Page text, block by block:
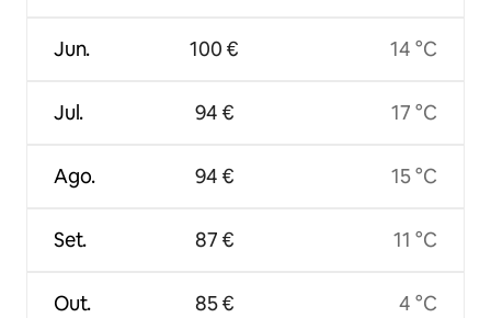
Jun.
Jul.
Ago.
Set.
Out.
100 €
94 €
94 €
87 €
85 €
14 °C
17 °C
15 °C
11 °C
4 °C